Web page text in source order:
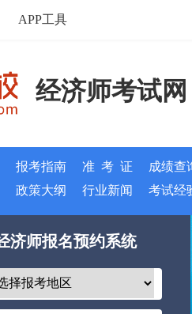
APP工具
经济师考试网
报考指南 准 考 证
成绩查
政策大纲 行业新闻 考试经
济师报名预约系统